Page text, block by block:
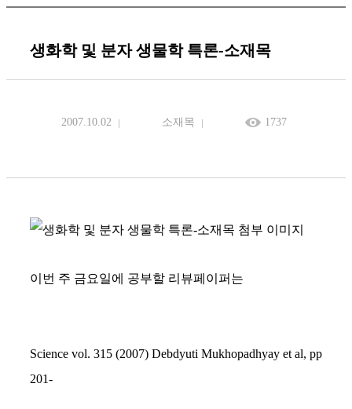
생화학 및 분자 생물학 특론-소재목
2007.10.02 소재목 1737
이번 주 금요일에 공부할 리뷰페이퍼는
Science vol. 315 (2007) Debdyuti Mukhopadhyay et al, pp
201-